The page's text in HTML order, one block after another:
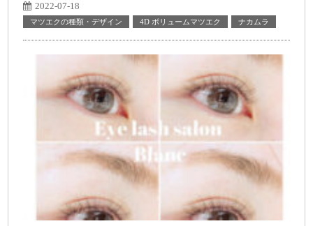
2022-07-18
マツエクの種類・デザイン 4D ボリュームマツエク ナカムラ